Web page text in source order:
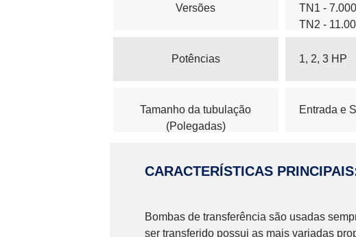
Versões
TN1 -
TN2 -
mH2O
Potências 1, 2, 3 HP
Tamanho da tubulação
(Polegadas)
Entrada e
CARACTERÍSTICAS
Bombas de transferência são usadas
ser transferido possui as mais variadas